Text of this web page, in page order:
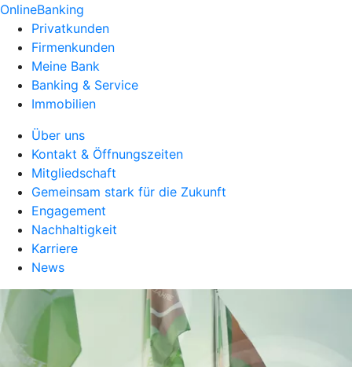
OnlineBanking
Privatkunden
Firmenkunden
Meine Bank
Banking & Service
Immobilien
Über uns
Kontakt & Öffnungszeiten
Mitgliedschaft
Gemeinsam stark für die Zukunft
Engagement
Nachhaltigkeit
Karriere
News